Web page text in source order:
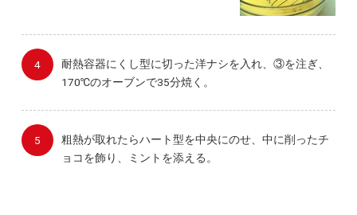
耐熱容器にくし型に切った洋ナシを入れ、③を注ぎ、
170℃のオーブンで35分焼く。
粗熱が取れたらハート型を中央にのせ、中に削ったチ
ョコを飾り、ミントを添える。